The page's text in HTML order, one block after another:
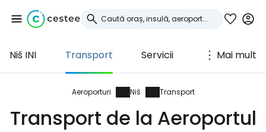
Niš INI Transport Servicii Mai mult
Aeroporturi Niš Transport
Transport de la Aeroportul
Conectați-vă la
Cestee
... comunitatea mondială a călătorilor